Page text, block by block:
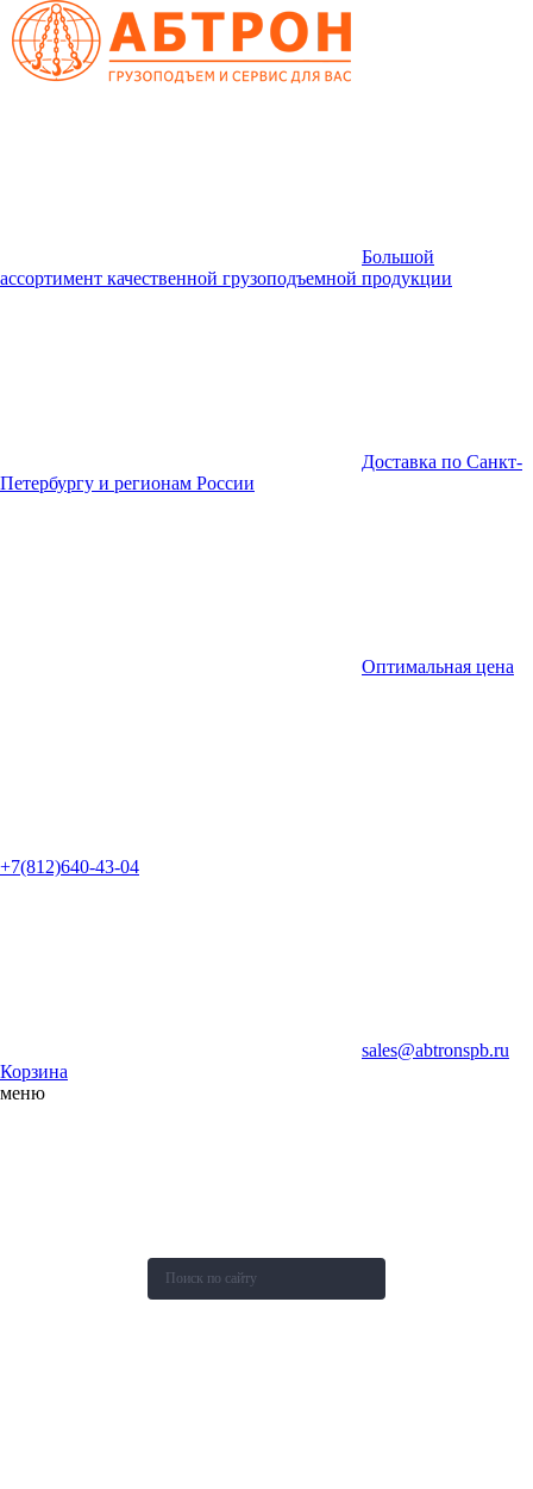
Большой
ассортимент качественной грузоподъемной продукции
Доставка по Санкт-
Петербургу и регионам России
Оптимальная цена
+7(812)640-43-04
sales@abtronspb.ru
Корзина
меню